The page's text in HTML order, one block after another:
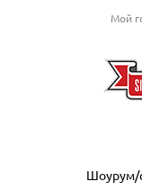
Мой
Шоурум/